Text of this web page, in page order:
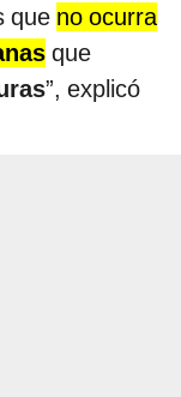
que no ocurra
que
”, explicó